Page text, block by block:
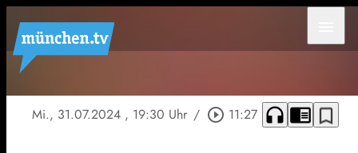
Mi., 31.07.2024 , 19:30 Uhr / play_circle_outline 11:27 headphones chrome_reader_mode bookmark_border